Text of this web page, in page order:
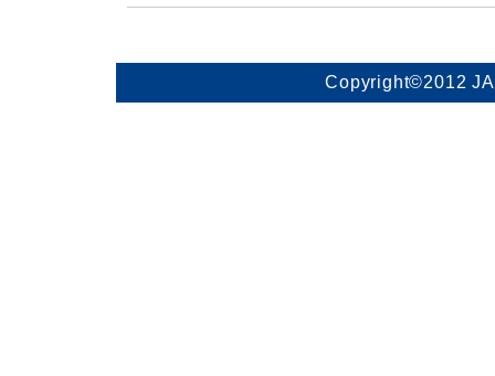
Copyright©2012